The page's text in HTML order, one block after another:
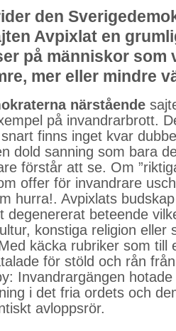
den
Avpixlat en
på människor som
mer eller mindre
närstående
på invandrarbrott.
finns inget kvar
dold sanning som bara
förstår att se. Om
offer för invandrare
hurra!. Avpixlats
degenererat beteende
konstiga religion eller
käcka rubriker som till
för stöld och rån
Invandrargängen
i det fria ordets och
avloppsrör.